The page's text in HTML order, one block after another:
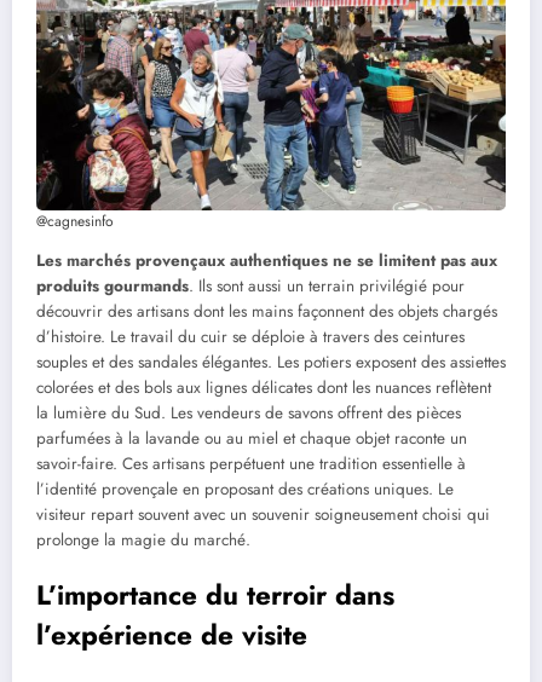
@cagnesinfo
Les marchés provençaux authentiques ne se limitent pas aux
produits gourmands. Ils sont aussi un terrain privilégié pour
découvrir des artisans dont les mains façonnent des objets chargés
d’histoire. Le travail du cuir se déploie à travers des ceintures
souples et des sandales élégantes. Les potiers exposent des assiettes
colorées et des bols aux lignes délicates dont les nuances reflètent
la lumière du Sud. Les vendeurs de savons offrent des pièces
parfumées à la lavande ou au miel et chaque objet raconte un
savoir-faire. Ces artisans perpétuent une tradition essentielle à
l’identité provençale en proposant des créations uniques. Le
visiteur repart souvent avec un souvenir soigneusement choisi qui
prolonge la magie du marché.
L’importance du terroir dans
l’expérience de visite